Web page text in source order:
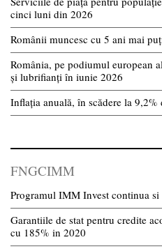
cinci luni din 2026
Românii muncesc cu 5 ani mai
România, pe podiumul european
și lubrifianți în iunie 2026
Inflația anuală, în scădere la
FNGCIMM
Programul IMM Invest continua si
Garantiile de stat pentru credite
cu 185% in 2020